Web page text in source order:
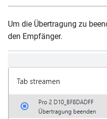
Um die Übertragung zu
den Empfänger.